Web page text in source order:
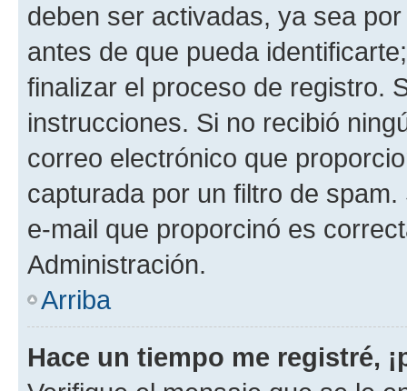
deben ser activadas, ya sea
antes de que pueda
finalizar el proceso de registro.
instrucciones. Si no recibió
correo electrónico que
capturada por un filtro de
e-mail que proporcinó es
Administración.
Arriba
Hace un tiempo me registré,